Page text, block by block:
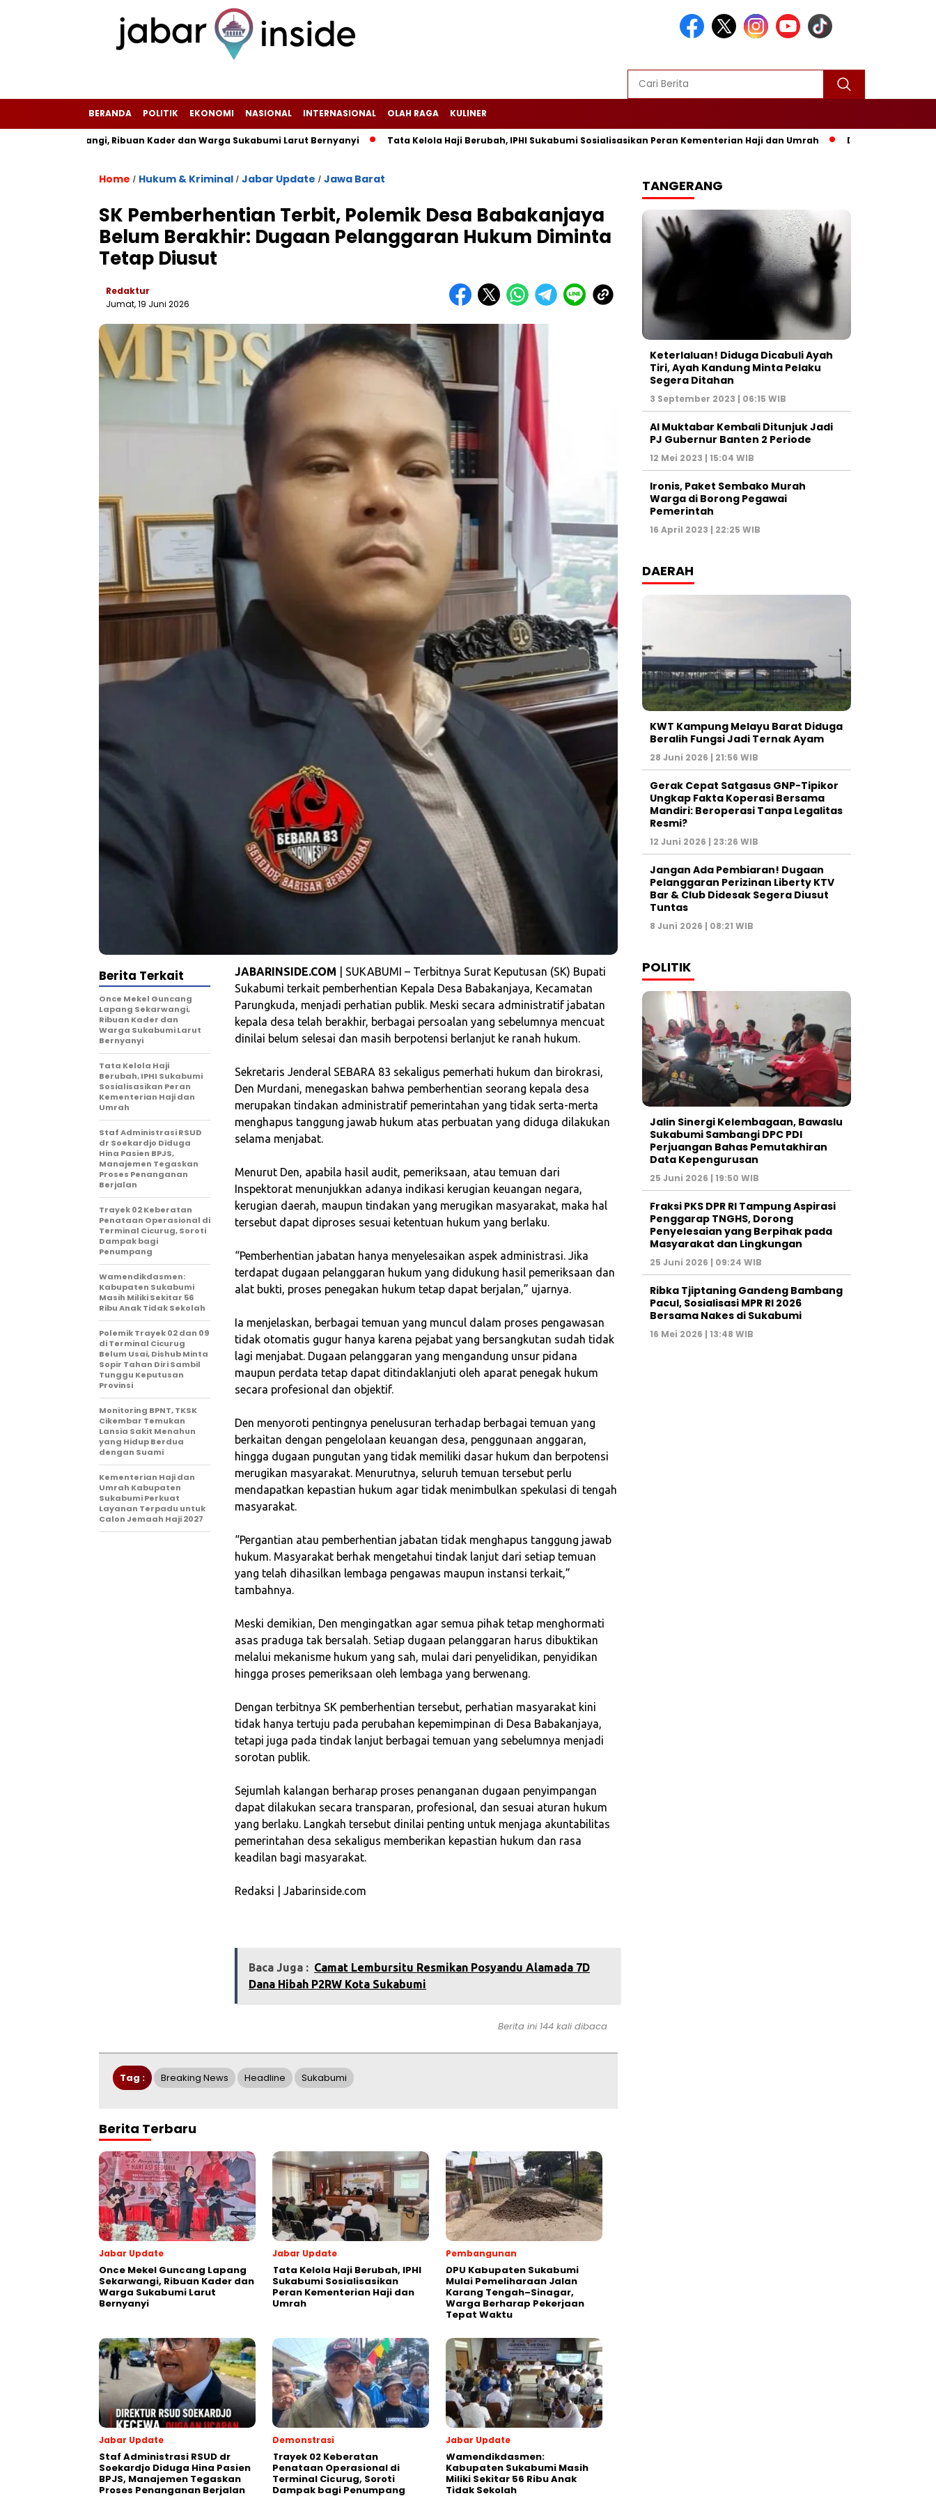
BERANDA POLITIK EKONOMI NASIONAL INTERNASIONAL OLAH RAGA KULINER
Sekarwangi, Ribuan Kader dan Warga Sukabumi Larut Bernyanyi Tata Kelola Haji Berubah, IPHI Sukabumi Sosialisasikan Peran Kementerian Haji dan Umrah ‎DPU Kabupaten Sukabumi
Home / Hukum & Kriminal / Jabar Update / Jawa Barat
‎SK Pemberhentian Terbit, Polemik Desa Babakanjaya
Belum Berakhir: Dugaan Pelanggaran Hukum Diminta
Tetap Diusut
Redaktur
Jumat, 19 Juni 2026
JABARINSIDE.COM | SUKABUMI – Terbitnya Surat Keputusan (SK) Bupati
Sukabumi terkait pemberhentian Kepala Desa Babakanjaya, Kecamatan
Parungkuda, menjadi perhatian publik. Meski secara administratif jabatan
kepala desa telah berakhir, berbagai persoalan yang sebelumnya mencuat
dinilai belum selesai dan masih berpotensi berlanjut ke ranah hukum.
‎Sekretaris Jenderal SEBARA 83 sekaligus pemerhati hukum dan birokrasi,
Den Murdani, menegaskan bahwa pemberhentian seorang kepala desa
merupakan tindakan administratif pemerintahan yang tidak serta-merta
menghapus tanggung jawab hukum atas perbuatan yang diduga dilakukan
selama menjabat.
‎Menurut Den, apabila hasil audit, pemeriksaan, atau temuan dari
Inspektorat menunjukkan adanya indikasi kerugian keuangan negara,
kerugian daerah, maupun tindakan yang merugikan masyarakat, maka hal
tersebut dapat diproses sesuai ketentuan hukum yang berlaku.
‎“Pemberhentian jabatan hanya menyelesaikan aspek administrasi. Jika
terdapat dugaan pelanggaran hukum yang didukung hasil pemeriksaan dan
alat bukti, proses penegakan hukum tetap dapat berjalan,” ujarnya.
‎Ia menjelaskan, berbagai temuan yang muncul dalam proses pengawasan
tidak otomatis gugur hanya karena pejabat yang bersangkutan sudah tidak
lagi menjabat. Dugaan pelanggaran yang mengandung unsur pidana
maupun perdata tetap dapat ditindaklanjuti oleh aparat penegak hukum
secara profesional dan objektif.
‎Den menyoroti pentingnya penelusuran terhadap berbagai temuan yang
berkaitan dengan pengelolaan keuangan desa, penggunaan anggaran,
hingga dugaan pungutan yang tidak memiliki dasar hukum dan berpotensi
merugikan masyarakat. Menurutnya, seluruh temuan tersebut perlu
mendapatkan kepastian hukum agar tidak menimbulkan spekulasi di tengah
masyarakat.
‎“Pergantian atau pemberhentian jabatan tidak menghapus tanggung jawab
hukum. Masyarakat berhak mengetahui tindak lanjut dari setiap temuan
yang telah dihasilkan lembaga pengawas maupun instansi terkait,”
tambahnya.
‎Meski demikian, Den mengingatkan agar semua pihak tetap menghormati
asas praduga tak bersalah. Setiap dugaan pelanggaran harus dibuktikan
melalui mekanisme hukum yang sah, mulai dari penyelidikan, penyidikan
hingga proses pemeriksaan oleh lembaga yang berwenang.
‎Dengan terbitnya SK pemberhentian tersebut, perhatian masyarakat kini
tidak hanya tertuju pada perubahan kepemimpinan di Desa Babakanjaya,
tetapi juga pada tindak lanjut berbagai temuan yang sebelumnya menjadi
sorotan publik.
‎Sejumlah kalangan berharap proses penanganan dugaan penyimpangan
dapat dilakukan secara transparan, profesional, dan sesuai aturan hukum
yang berlaku. Langkah tersebut dinilai penting untuk menjaga akuntabilitas
pemerintahan desa sekaligus memberikan kepastian hukum dan rasa
keadilan bagi masyarakat.
‎Redaksi | Jabarinside.com
Baca Juga : Camat Lembursitu Resmikan Posyandu Alamada 7D
Dana Hibah P2RW Kota Sukabumi
Berita Terkait
Once Mekel Guncang
Lapang Sekarwangi,
Ribuan Kader dan
Warga Sukabumi Larut
Bernyanyi
Tata Kelola Haji
Berubah, IPHI Sukabumi
Sosialisasikan Peran
Kementerian Haji dan
Umrah
Staf Administrasi RSUD
dr Soekardjo Diduga
Hina Pasien BPJS,
Manajemen Tegaskan
Proses Penanganan
Berjalan
‎Trayek 02 Keberatan
Penataan Operasional di
Terminal Cicurug, Soroti
Dampak bagi
Penumpang
Wamendikdasmen:
Kabupaten Sukabumi
Masih Miliki Sekitar 56
Ribu Anak Tidak Sekolah
Polemik Trayek 02 dan 09
di Terminal Cicurug
Belum Usai, Dishub Minta
Sopir Tahan Diri Sambil
Tunggu Keputusan
Provinsi
‎Monitoring BPNT, TKSK
Cikembar Temukan
Lansia Sakit Menahun
yang Hidup Berdua
dengan Suami
Kementerian Haji dan
Umrah Kabupaten
Sukabumi Perkuat
Layanan Terpadu untuk
Calon Jemaah Haji 2027
Berita ini 144 kali dibaca
Tag : Breaking News Headline Sukabumi
Berita Terbaru
Jabar Update
Once Mekel Guncang Lapang
Sekarwangi, Ribuan Kader dan
Warga Sukabumi Larut
Bernyanyi
Jabar Update
Tata Kelola Haji Berubah, IPHI
Sukabumi Sosialisasikan
Peran Kementerian Haji dan
Umrah
Pembangunan
‎DPU Kabupaten Sukabumi
Mulai Pemeliharaan Jalan
Karang Tengah–Sinagar,
Warga Berharap Pekerjaan
Tepat Waktu
Jabar Update
Staf Administrasi RSUD dr
Soekardjo Diduga Hina Pasien
BPJS, Manajemen Tegaskan
Proses Penanganan Berjalan
Demonstrasi
‎Trayek 02 Keberatan
Penataan Operasional di
Terminal Cicurug, Soroti
Dampak bagi Penumpang
Jabar Update
Wamendikdasmen:
Kabupaten Sukabumi Masih
Miliki Sekitar 56 Ribu Anak
Tidak Sekolah
TANGERANG
Keterlaluan! Diduga Dicabuli Ayah
Tiri, Ayah Kandung Minta Pelaku
Segera Ditahan
3 September 2023 | 06:15 WIB
Al Muktabar Kembali Ditunjuk Jadi
PJ Gubernur Banten 2 Periode
12 Mei 2023 | 15:04 WIB
Ironis, Paket Sembako Murah
Warga di Borong Pegawai
Pemerintah
16 April 2023 | 22:25 WIB
DAERAH
KWT Kampung Melayu Barat Diduga
Beralih Fungsi Jadi Ternak Ayam
28 Juni 2026 | 21:56 WIB
Gerak Cepat Satgasus GNP-Tipikor
Ungkap Fakta Koperasi Bersama
Mandiri: Beroperasi Tanpa Legalitas
Resmi?
12 Juni 2026 | 23:26 WIB
Jangan Ada Pembiaran! Dugaan
Pelanggaran Perizinan Liberty KTV
Bar & Club Didesak Segera Diusut
Tuntas
8 Juni 2026 | 08:21 WIB
POLITIK
Jalin Sinergi Kelembagaan, Bawaslu
Sukabumi Sambangi DPC PDI
Perjuangan Bahas Pemutakhiran
Data Kepengurusan
25 Juni 2026 | 19:50 WIB
‎Fraksi PKS DPR RI Tampung Aspirasi
Penggarap TNGHS, Dorong
Penyelesaian yang Berpihak pada
Masyarakat dan Lingkungan‎
25 Juni 2026 | 09:24 WIB
Ribka Tjiptaning Gandeng Bambang
Pacul, Sosialisasi MPR RI 2026
Bersama Nakes di Sukabumi
16 Mei 2026 | 13:48 WIB